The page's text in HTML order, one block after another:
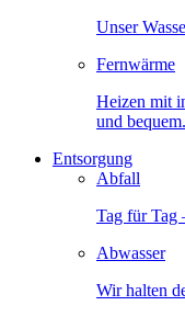
Unser
Fernwärme
Heizen mit
und bequem.
Entsorgung
Abfall
Tag für Tag
Abwasser
Wir halten